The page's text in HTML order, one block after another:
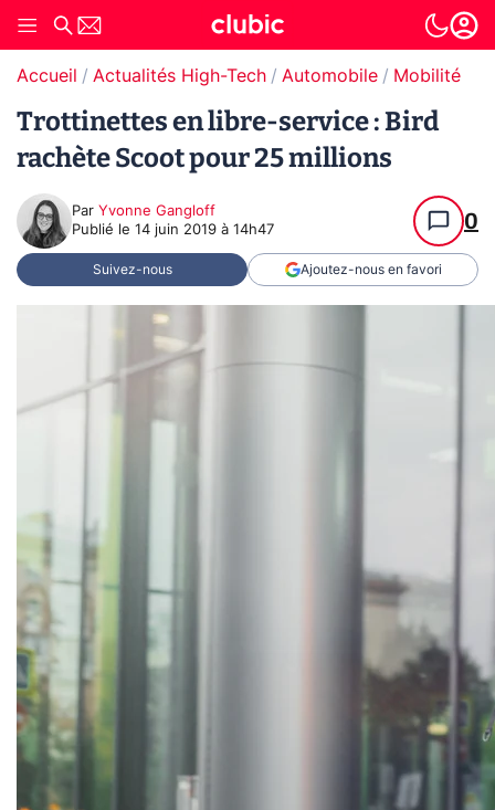
Accueil Actualités High-Tech Automobile Mobilité
Trottinettes en libre-service : Bird
rachète Scoot pour 25 millions
Par Yvonne Gangloff
Publié le 14 juin 2019 à 14h47 0
Suivez-nous Ajoutez-nous en favori